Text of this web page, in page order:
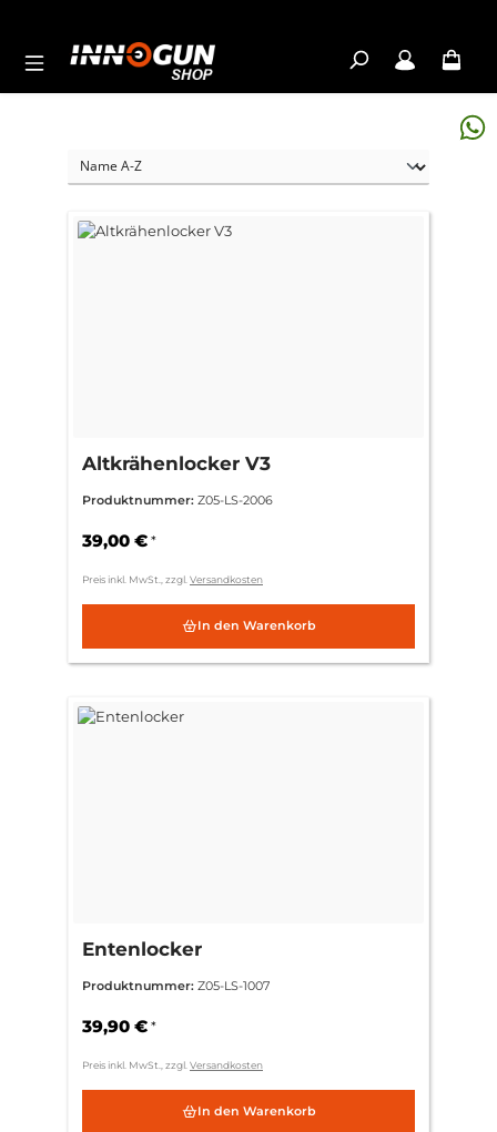
Altkrähenlocker V3
Produktnummer: Z05-LS-2006
39,00 € *
Preis inkl. MwSt., zzgl. Versandkosten
In den Warenkorb
Entenlocker
Produktnummer: Z05-LS-1007
39,90 € *
Preis inkl. MwSt., zzgl. Versandkosten
In den Warenkorb